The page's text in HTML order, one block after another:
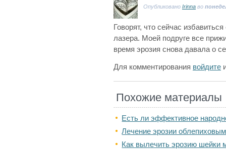
Опубликовано Irinna во
Говорят, что сейчас
лазера. Моей подруге все
время эрозия снова давала о
Для комментирования войдите
Похожие материалы
Есть ли эффективное
Лечение эрозии
Как вылечить эрозию шейки